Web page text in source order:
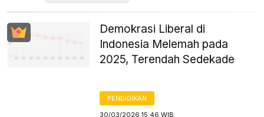
Demokrasi Liberal di
Indonesia Melemah pada
2025, Terendah Sedekade
PENDIDIKAN
30/03/2026 15:46 WIB